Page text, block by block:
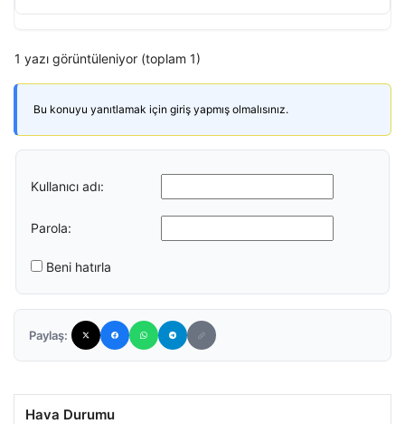
1 yazı görüntüleniyor (toplam 1)
Bu konuyu yanıtlamak için giriş yapmış olmalısınız.
Kullanıcı adı:
Parola:
Beni hatırla
Paylaş:
Hava Durumu